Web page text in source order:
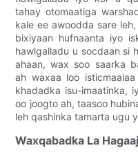
tahay otomaatiga
kale ee awoodda sare
bixiyaan hufnaanta iyo
hawlgalladu u socdaan si
ahaan, wax soo saarka
ah waxaa loo
khadadka isu-imaatinka,
oo joogto ah, taasoo
leh qashinka tamarta ugu
Waxqabadka La